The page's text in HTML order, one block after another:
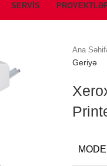
SERVİS
Ana
Geriyə